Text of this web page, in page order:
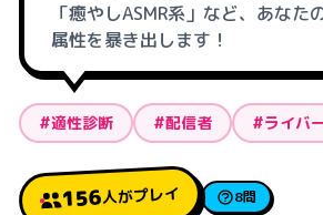
「癒やしASMR系」など、あな
属性を暴き出します！
#適性診断 #配信者 #ライバ
156人がプレイ 8問